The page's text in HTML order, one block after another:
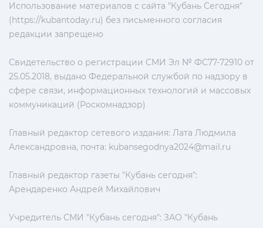
Использование материалов с сайта "Кубань Сегодня"
(https://kubantoday.ru) без письменного согласия
редакции запрещено
Свидетельство о регистрации СМИ Эл № ФС77-72910 от
25.05.2018, выдано Федеральной службой по надзору в
сфере связи, информационных технологий и массовых
коммуникаций (Роскомнадзор)
Главный редактор сетевого издания: Лата Людмила
Александровна, почта: kubansegodnya2024@mail.ru
Главный редактор газеты "Кубань сегодня":
Арендаренко Андрей Михайлович
Учредитель СМИ "Кубань сегодня": ЗАО "Кубань